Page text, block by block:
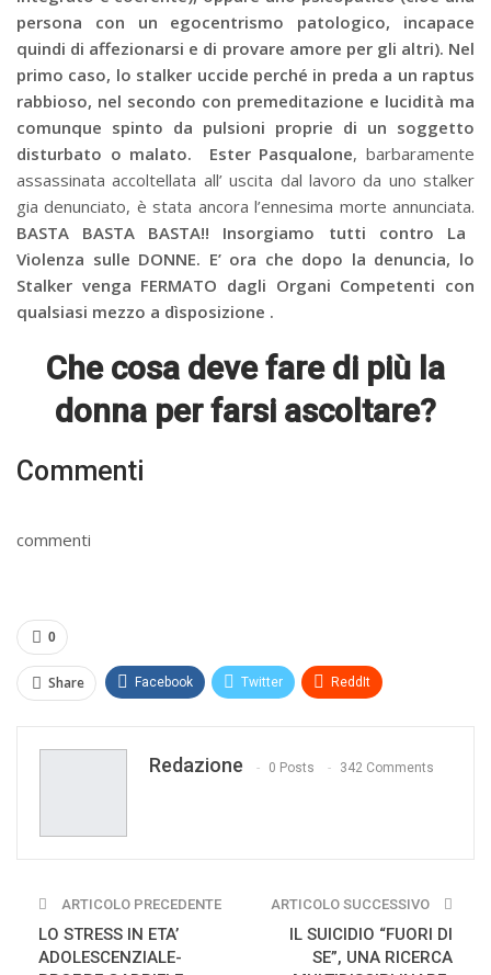
persona con un egocentrismo patologico, incapace
quindi di affezionarsi e di provare amore per gli altri). Nel
primo caso, lo stalker uccide perché in preda a un raptus
rabbioso, nel secondo con premeditazione e lucidità ma
comunque spinto da pulsioni proprie di un soggetto
disturbato o malato.
Ester Pasqualone, barbaramente
assassinata accoltellata all’ uscita dal lavoro da uno stalker
gia denunciato, è stata ancora l’ennesima morte annunciata.
BASTA BASTA BASTA!! Insorgiamo tutti contro La
Violenza sulle DONNE. E’ ora che dopo la denuncia, lo
Stalker venga FERMATO dagli Organi Competenti con
qualsiasi mezzo a dìsposizione .
Che cosa deve fare di più la
donna per farsi ascoltare?
Commenti
commenti
0
Share Facebook Twitter ReddIt
Redazione 0 Posts 342 Comments
ARTICOLO PRECEDENTE
LO STRESS IN ETA’
ADOLESCENZIALE-
ARTICOLO SUCCESSIVO
IL SUICIDIO “FUORI DI
SE”, UNA RICERCA